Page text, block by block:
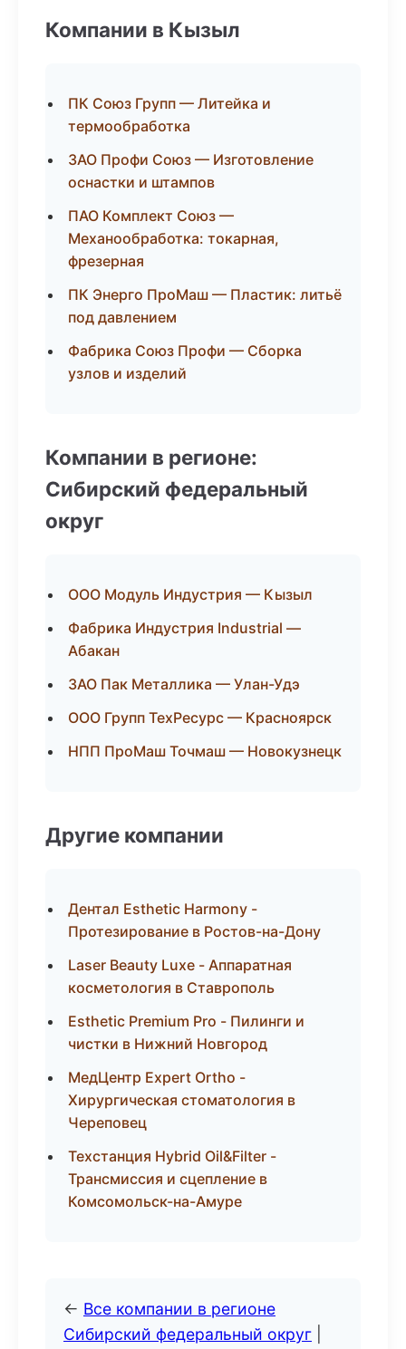
Компании в Кызыл
ПК Союз Групп — Литейка и
термообработка
ЗАО Профи Союз — Изготовление
оснастки и штампов
ПАО Комплект Союз —
Механообработка: токарная,
фрезерная
ПК Энерго ПроМаш — Пластик: литьё
под давлением
Фабрика Союз Профи — Сборка
узлов и изделий
Компании в регионе:
Сибирский федеральный
округ
ООО Модуль Индустрия — Кызыл
Фабрика Индустрия Industrial —
Абакан
ЗАО Пак Металлика — Улан-Удэ
ООО Групп ТехРесурс — Красноярск
НПП ПроМаш Точмаш — Новокузнецк
Другие компании
Дентал Esthetic Harmony -
Протезирование в Ростов-на-Дону
Laser Beauty Luxe - Аппаратная
косметология в Ставрополь
Esthetic Premium Pro - Пилинги и
чистки в Нижний Новгород
МедЦентр Expert Ortho -
Хирургическая стоматология в
Череповец
Техстанция Hybrid Oil&Filter -
Трансмиссия и сцепление в
Комсомольск-на-Амуре
← Все компании в регионе
Сибирский федеральный округ